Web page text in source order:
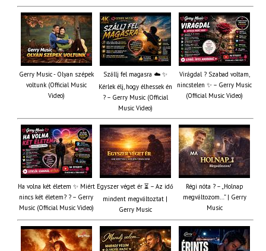
Gerry Music - Olyan szépek
voltunk (Official Music
Video)
Szállj fel magasra ☁️ ✨
Kérlek élj, hogy élhessek én
? – Gerry Music (Official
Music Video)
Virágdal ? Szabad voltam,
nincstelen ✨ – Gerry Music
(Official Music Video)
Ha volna két életem ✨ Miért
nincs két életem? ? – Gerry
Music (Official Music Video)
Egyszer véget ér ⏳ – Az idő
mindent megváltoztat |
Gerry Music
Régi nóta ? – „Holnap
megváltozom…” | Gerry
Music